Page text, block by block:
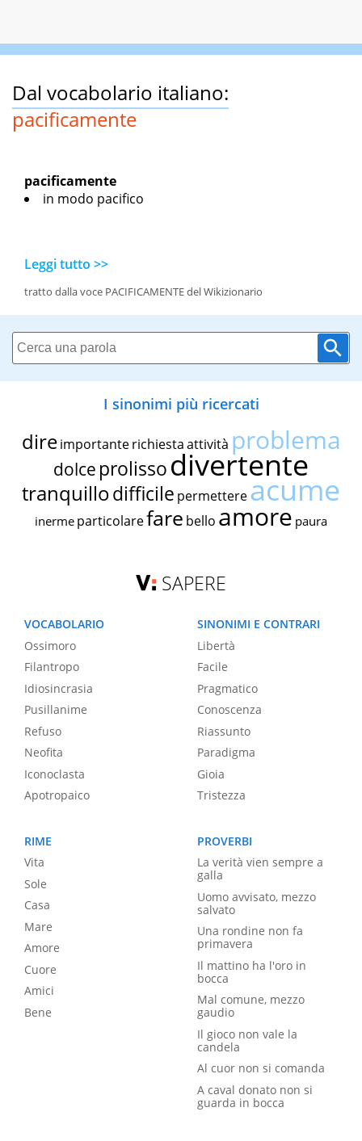
Dal vocabolario italiano:
pacificamente
pacificamente
in modo pacifico
Leggi tutto >>
tratto dalla voce PACIFICAMENTE del Wikizionario
I sinonimi più ricercati
dire importante richiestaattività problema
dolce prolissodivertente
tranquillodifficile permettereacume
inerme particolarefare bello amore paura
SAPERE
VOCABOLARIO
Ossimoro
Filantropo
Idiosincrasia
Pusillanime
Refuso
Neofita
Iconoclasta
Apotropaico
SINONIMI E CONTRARI
Libertà
Facile
Pragmatico
Conoscenza
Riassunto
Paradigma
Gioia
Tristezza
RIME
Vita
Sole
Casa
Mare
Amore
Cuore
Amici
Bene
PROVERBI
La verità vien sempre a
galla
Uomo avvisato, mezzo
salvato
Una rondine non fa
primavera
Il mattino ha l'oro in
bocca
Mal comune, mezzo
gaudio
Il gioco non vale la
candela
Al cuor non si comanda
A caval donato non si
guarda in bocca